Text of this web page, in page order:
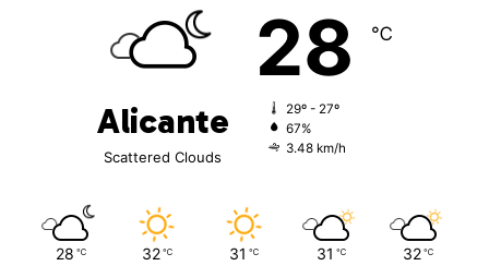
Alicante
Scattered Clouds
28 ℃
29º - 27º
67%
3.48 km/h
28 ℃ 32 ℃ 31 ℃ 31 ℃ 32 ℃